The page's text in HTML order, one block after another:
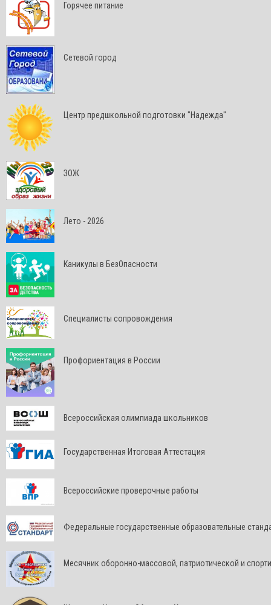
Горячее питание
Сетевой город
Центр предшкольной подготовки "Надежда"
ЗОЖ
Лето - 2026
Каникулы в БезОпасности
Специалисты сопровождения
Профориентация в России
Всероссийская олимпиада школьников
Государственная Итоговая Аттестация
Всероссийские проверочные работы
Федеральные государственные образовательные
Месячник оборонно-массовой, патриотической и